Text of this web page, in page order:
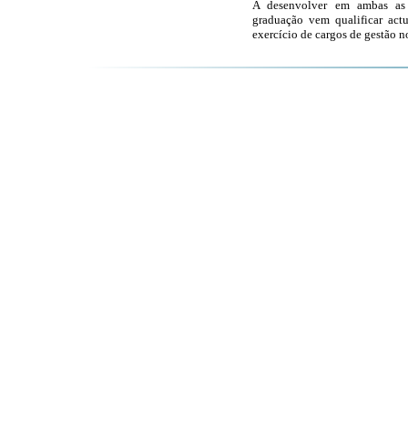
A desenvolver em ambas
graduação vem qualificar
exercício de cargos de gestão